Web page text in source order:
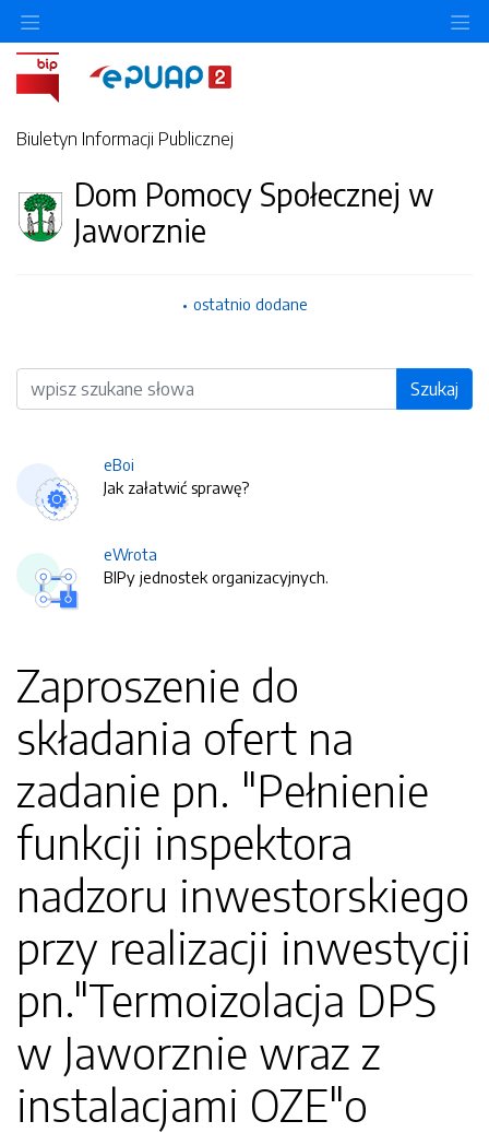
Biuletyn Informacji Publicznej
Dom Pomocy Społecznej w
Jaworznie
ostatnio dodane
Wyszukiwarka Szukaj
eBoi
Jak załatwić sprawę?
eWrota
BIPy jednostek organizacyjnych.
Zaproszenie do
składania ofert na
zadanie pn. "Pełnienie
funkcji inspektora
nadzoru inwestorskiego
przy realizacji inwestycji
pn."Termoizolacja DPS
w Jaworznie wraz z
instalacjami OZE"o